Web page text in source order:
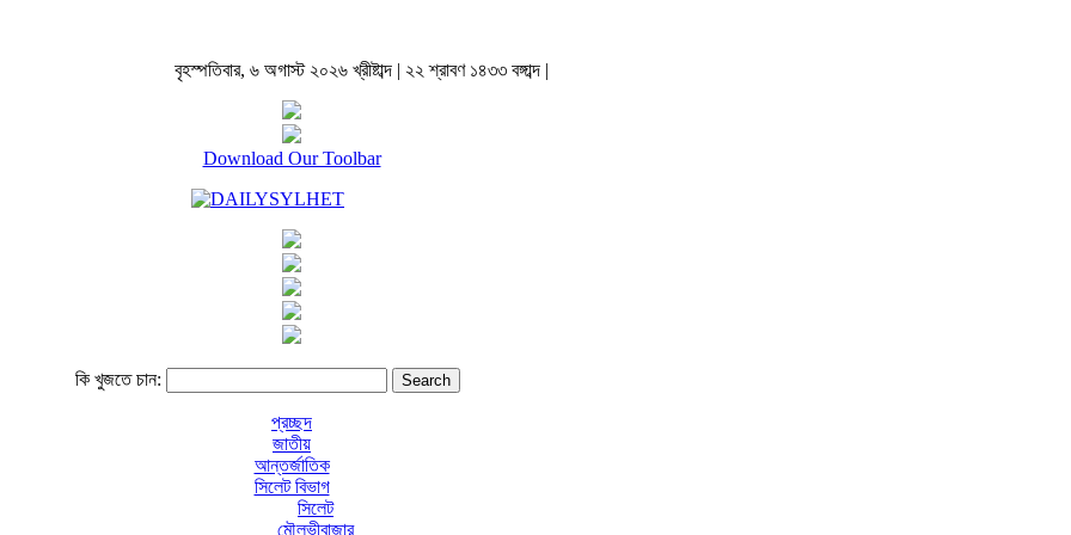
বৃহস্পতিবার, ৬ অগাস্ট ২০২৬ খ্রীষ্টাব্দ | ২২ শ্রাবণ ১৪৩৩ বঙ্গাব্দ |
Download Our Toolbar
কি খুজতে চান:
প্রচ্ছদ
জাতীয়
আন্তর্জাতিক
সিলেট বিভাগ
সিলেট
মৌলভীবাজার